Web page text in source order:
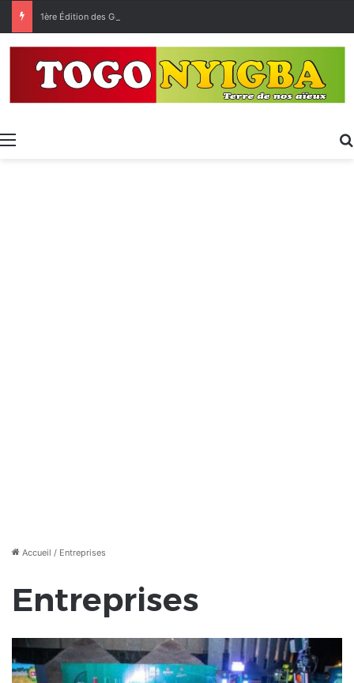
Menu
Accueil / Entreprises
Entreprises